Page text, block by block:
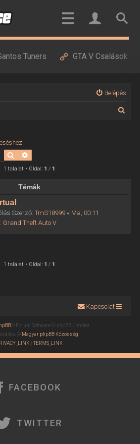
Tuners GTA V Csalások
Belépés
Keresés
1 találat • Oldal: 1 / 1
Témák
Szerző: TmS18999« Ma, 00:11
Grand Theft Auto V
1 találat • Oldal: 1 / 1
Kapcsolat
® Forum Software © phpBB Limited
©
Magyar phpBB Közösség
| TERMS_LINK
FACEBOOK
TWITTER